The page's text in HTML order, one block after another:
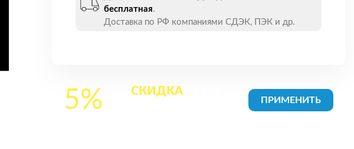
бесплатная.
Доставка по РФ компаниями СДЭК, ПЭК и др.
5% СКИДКА